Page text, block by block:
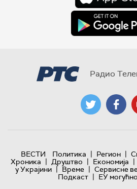
Радио
ВЕСТИ Политика | Регион |
Хроника | Друштво | Економија |
у Украјини | Време | Сервисне
Подкаст | ЕУ